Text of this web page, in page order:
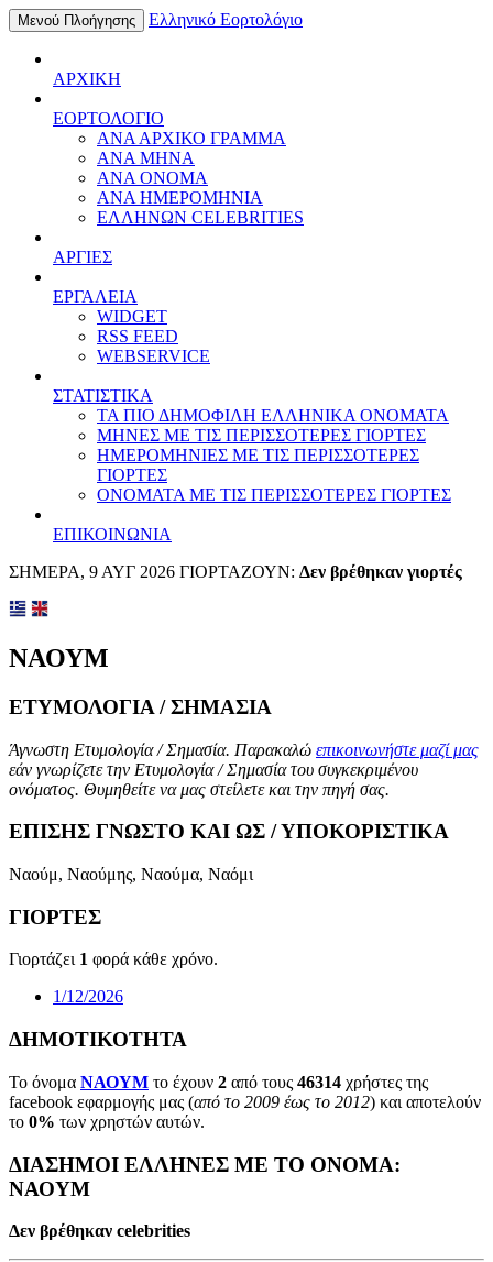
Μενού Πλοήγησης Ελληνικό Εορτολόγιο
ΑΡΧΙΚΗ
ΕΟΡΤΟΛΟΓΙΟ
ΑΝΑ ΑΡΧΙΚΟ ΓΡΑΜΜΑ
ΑΝΑ ΜΗΝΑ
ΑΝΑ ΟΝΟΜΑ
ΑΝΑ ΗΜΕΡΟΜΗΝΙΑ
ΕΛΛΗΝΩΝ CELEBRITIES
ΑΡΓΙΕΣ
ΕΡΓΑΛΕΙΑ
WIDGET
RSS FEED
WEBSERVICE
ΣΤΑΤΙΣΤΙΚΑ
ΤΑ ΠΙΟ ΔΗΜΟΦΙΛΗ ΕΛΛΗΝΙΚΑ ΟΝΟΜΑΤΑ
ΜΗΝΕΣ ΜΕ ΤΙΣ ΠΕΡΙΣΣΟΤΕΡΕΣ ΓΙΟΡΤΕΣ
ΗΜΕΡΟΜΗΝΙΕΣ ΜΕ ΤΙΣ ΠΕΡΙΣΣΟΤΕΡΕΣ
ΓΙΟΡΤΕΣ
ΟΝΟΜΑΤΑ ΜΕ ΤΙΣ ΠΕΡΙΣΣΟΤΕΡΕΣ ΓΙΟΡΤΕΣ
ΕΠΙΚΟΙΝΩΝΙΑ
ΣΗΜΕΡΑ, 9 ΑΥΓ 2026 ΓΙΟΡΤΑΖΟΥΝ: Δεν βρέθηκαν γιορτές
ΝΑΟΥΜ
ΕΤΥΜΟΛΟΓΙΑ / ΣΗΜΑΣΙΑ
Άγνωστη Ετυμολογία / Σημασία. Παρακαλώ επικοινωνήστε μαζί μας
εάν γνωρίζετε την Ετυμολογία / Σημασία του συγκεκριμένου
ονόματος. Θυμηθείτε να μας στείλετε και την πηγή σας.
ΕΠΙΣΗΣ ΓΝΩΣΤΟ ΚΑΙ ΩΣ / ΥΠΟΚΟΡΙΣΤΙΚΑ
Ναούμ, Ναούμης, Ναούμα, Ναόμι
ΓΙΟΡΤΕΣ
Γιορτάζει 1 φορά κάθε χρόνο.
1/12/2026
ΔΗΜΟΤΙΚΟΤΗΤΑ
Το όνομα ΝΑΟΥΜ το έχουν 2 από τους 46314 χρήστες της
facebook εφαρμογής μας (από το 2009 έως το 2012) και αποτελούν
το 0% των χρηστών αυτών.
ΔΙΑΣΗΜΟΙ ΕΛΛΗΝΕΣ ΜΕ ΤΟ ΟΝΟΜΑ:
ΝΑΟΥΜ
Δεν βρέθηκαν celebrities